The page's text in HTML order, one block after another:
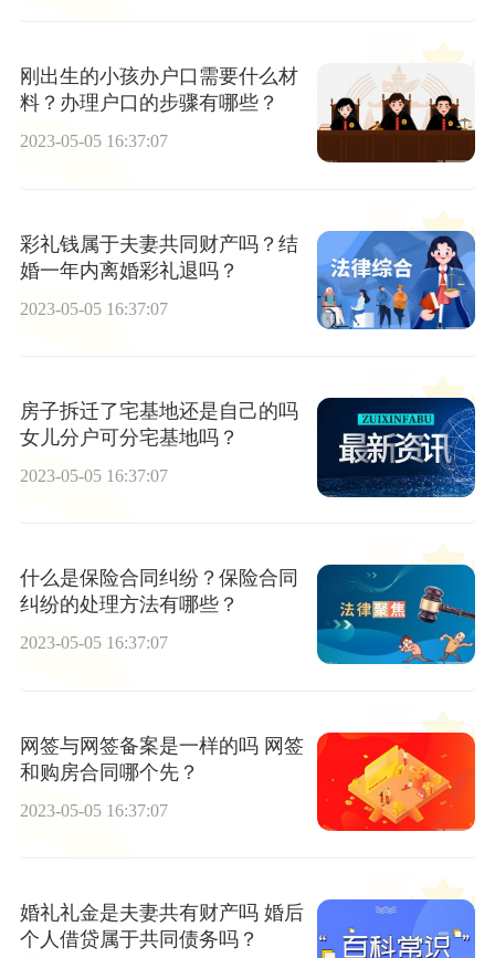
刚出生的小孩办户口需要什么材
料？办理户口的步骤有哪些？
2023-05-05 16:37:07
彩礼钱属于夫妻共同财产吗？结
婚一年内离婚彩礼退吗？
2023-05-05 16:37:07
房子拆迁了宅基地还是自己的吗
女儿分户可分宅基地吗？
2023-05-05 16:37:07
什么是保险合同纠纷？保险合同
纠纷的处理方法有哪些？
2023-05-05 16:37:07
网签与网签备案是一样的吗 网签
和购房合同哪个先？
2023-05-05 16:37:07
婚礼礼金是夫妻共有财产吗 婚后
个人借贷属于共同债务吗？